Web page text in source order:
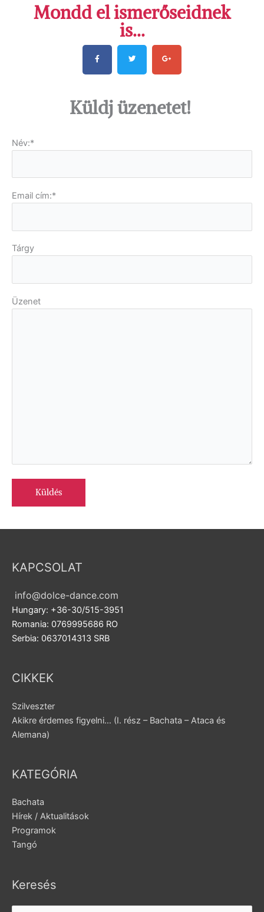
Mondd el ismerőseidnek
is...
F
a
e
b
k
T
w
t
G
o
l
p
s
Küldj üzenetet!
Név:*
Email cím:*
Tárgy
Üzenet
KAPCSOLAT
info@dolce-dance.com
Hungary: +36-30/515-3951
Romania: 0769995686 RO
Serbia: 0637014313 SRB
CIKKEK
Szilveszter
Akikre érdemes figyelni… (I. rész – Bachata – Ataca és
Alemana)
KATEGÓRIA
Bachata
Hírek / Aktualitások
Programok
Tangó
Keresés